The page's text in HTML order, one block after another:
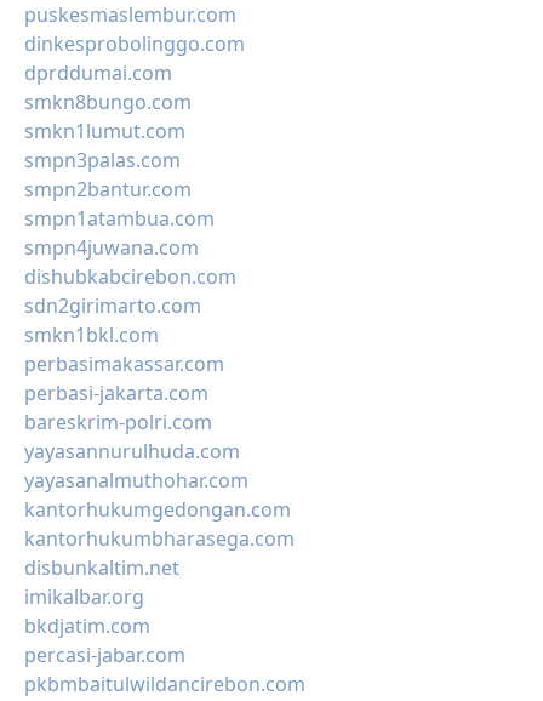
puskesmaslembur.com
dinkesprobolinggo.com
dprddumai.com
smkn8bungo.com
smkn1lumut.com
smpn3palas.com
smpn2bantur.com
smpn1atambua.com
smpn4juwana.com
dishubkabcirebon.com
sdn2girimarto.com
smkn1bkl.com
perbasimakassar.com
perbasi-jakarta.com
bareskrim-polri.com
yayasannurulhuda.com
yayasanalmuthohar.com
kantorhukumgedongan.com
kantorhukumbharasega.com
disbunkaltim.net
imikalbar.org
bkdjatim.com
percasi-jabar.com
pkbmbaitulwildancirebon.com